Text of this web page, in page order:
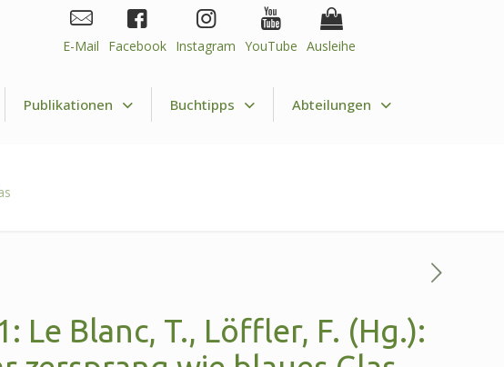
E-Mail Facebook Instagram YouTube Ausleihe
Publikationen Buchtipps Abteilungen
Le Blanc, T., Löffler, F. (Hg.):